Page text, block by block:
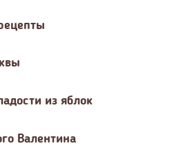
из яблок
Валентина